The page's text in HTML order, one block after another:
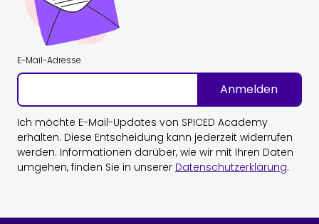
E-Mail-Adresse
Anmelden
Ich möchte E-Mail-Updates von SPICED Academy
erhalten. Diese Entscheidung kann jederzeit widerrufen
werden. Informationen darüber, wie wir mit Ihren Daten
umgehen, finden Sie in unserer Datenschutzerklärung.